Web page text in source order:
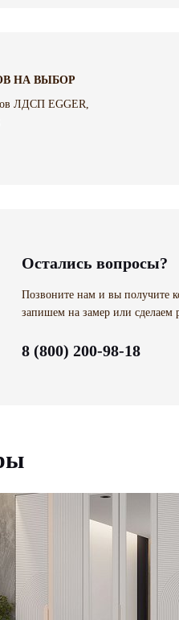
НА ВЫБОР
ЛДСП EGGER,
Остались вопросы?
Позвоните нам и вы получите
запишем на замер или сделаем
8 (800) 200-98-18